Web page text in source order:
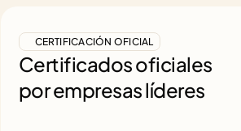
CERTIFICACIÓN OFICIAL
Certificados oficiales
por empresas líderes